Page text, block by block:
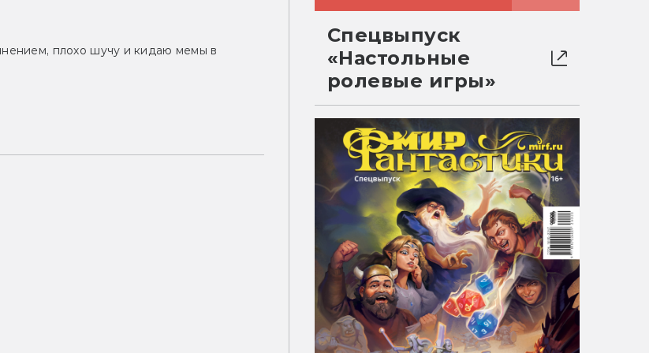
плохо шучу и кидаю мемы в
Спецвыпуск
«Настольные
ролевые игры»